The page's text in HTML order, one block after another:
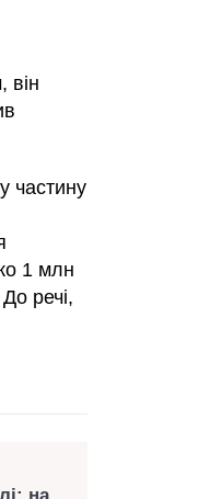
він
частину
1 млн
речі,
на